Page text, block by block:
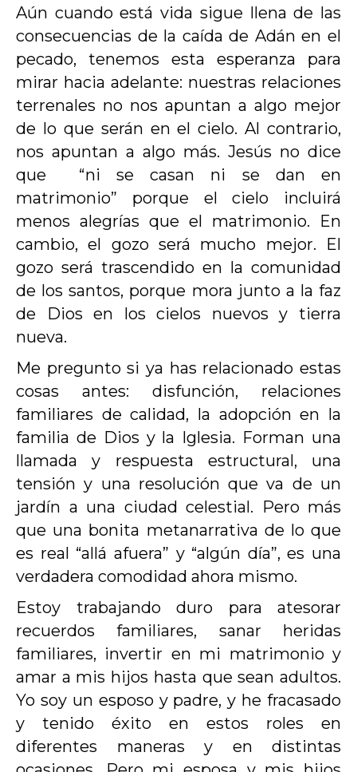
Aún cuando está vida sigue llena de las
consecuencias de la caída de Adán en el
pecado, tenemos esta esperanza para
mirar hacia adelante: nuestras relaciones
terrenales no nos apuntan a algo mejor
de lo que serán en el cielo. Al contrario,
nos apuntan a algo más. Jesús no dice
que “ni se casan ni se dan en
matrimonio” porque el cielo incluirá
menos alegrías que el matrimonio. En
cambio, el gozo será mucho mejor. El
gozo será trascendido en la comunidad
de los santos, porque mora junto a la faz
de Dios en los cielos nuevos y tierra
nueva.
Me pregunto si ya has relacionado estas
cosas antes: disfunción, relaciones
familiares de calidad, la adopción en la
familia de Dios y la Iglesia. Forman una
llamada y respuesta estructural, una
tensión y una resolución que va de un
jardín a una ciudad celestial. Pero más
que una bonita metanarrativa de lo que
es real “allá afuera” y “algún día”, es una
verdadera comodidad ahora mismo.
Estoy trabajando duro para atesorar
recuerdos familiares, sanar heridas
familiares, invertir en mi matrimonio y
amar a mis hijos hasta que sean adultos.
Yo soy un esposo y padre, y he fracasado
y tenido éxito en estos roles en
diferentes maneras y en distintas